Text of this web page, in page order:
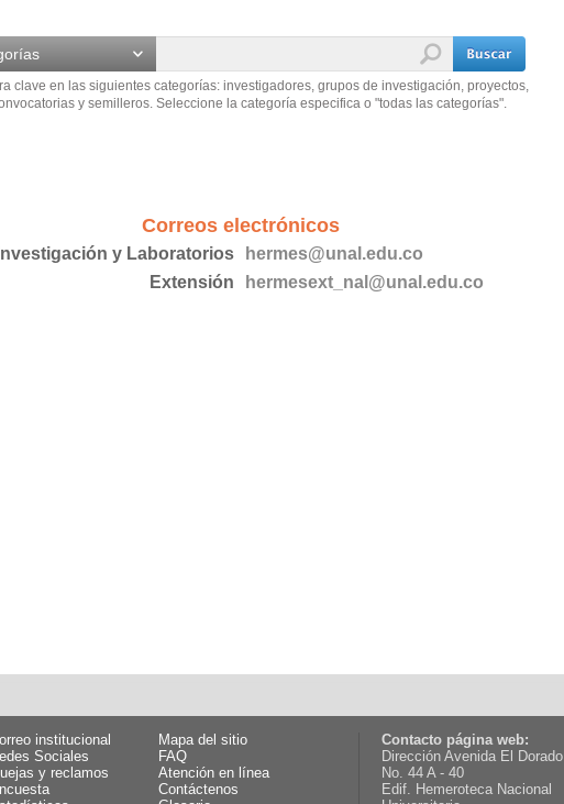
clave en las siguientes categorías: investigadores, grupos de investigación, proyectos,
y semilleros. Seleccione la categoría especifica o "todas las categorías".
Correos electrónicos
Investigación y Laboratorios
hermes@unal.edu.co
Extensión
hermesext_nal@unal.edu.co
institucional
Mapa del sitio
Sociales
FAQ
y reclamos
Atención en línea
Contáctenos
Contacto página web:
Dirección Avenida El Dorado
No. 44 A - 40
Edif. Hemeroteca Nacional